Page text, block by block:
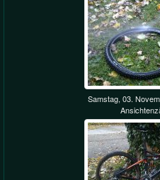
Samstag, 03.